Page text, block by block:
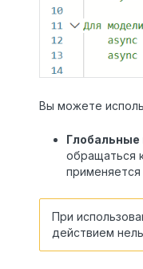
Вы можете
обращаться
применяется
При
действием